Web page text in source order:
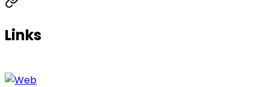
Links